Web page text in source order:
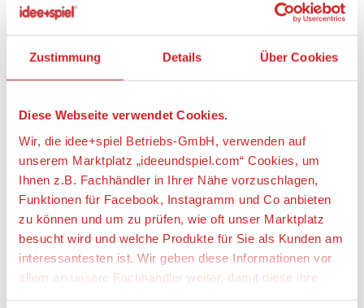
Zustimmung Details Über Cookies
Diese Webseite verwendet Cookies.
Wir, die idee+spiel Betriebs-GmbH, verwenden auf
unserem Marktplatz „ideeundspiel.com“ Cookies, um
Ihnen z.B. Fachhändler in Ihrer Nähe vorzuschlagen,
Funktionen für Facebook, Instagramm und Co anbieten
zu können und um zu prüfen, wie oft unser Marktplatz
besucht wird und welche Produkte für Sie als Kunden am
interessantesten ist. Wir geben diese Informationen vor
allem an unsere Fachhändler weiter, damit diese ihre
Artikelbeschreibung:
Ein schickes Kinder-Smartphone mit jeder Menge
Begrüßungen und mehr. Das Kind kann außerdem
den Schieber hin und her bewegen, um weitere
Lieder und Geräusche zu aktivieren.